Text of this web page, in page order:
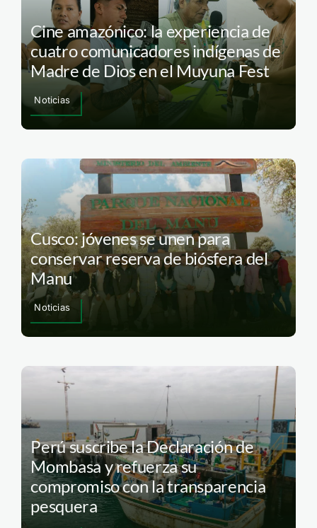
Cine amazónico: la experiencia de
cuatro comunicadores indígenas de
Madre de Dios en el Muyuna Fest
Noticias
Cusco: jóvenes se unen para
conservar reserva de biósfera del
Manu
Noticias
Perú suscribe la Declaración de
Mombasa y refuerza su
compromiso con la transparencia
pesquera